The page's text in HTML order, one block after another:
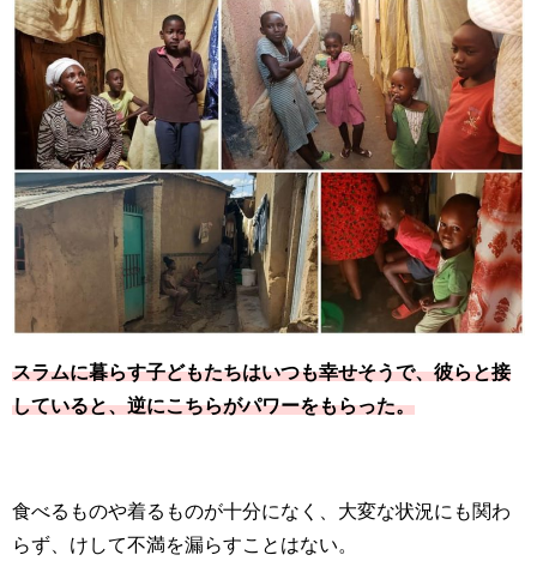
スラムに暮らす子どもたちはいつも幸せそうで、彼らと接
していると、逆にこちらがパワーをもらった。
食べるものや着るものが十分になく、大変な状況にも関わ
らず、けして不満を漏らすことはない。